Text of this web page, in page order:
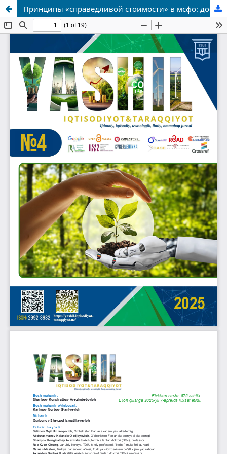
Принципы «справедливой стоимости» в мсфо: достоинства и проблемы применения в банках Узбекистана